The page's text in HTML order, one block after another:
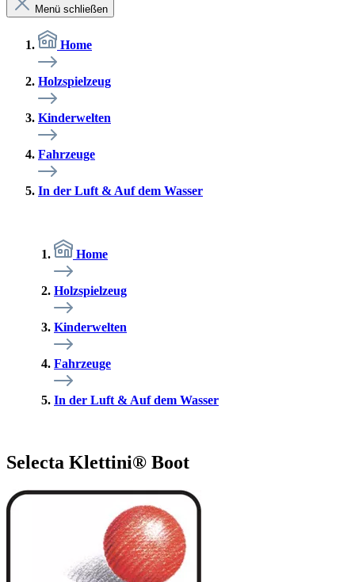
Menü schließen
Home
Holzspielzeug
Kinderwelten
Fahrzeuge
In der Luft & Auf dem Wasser
Home
Holzspielzeug
Kinderwelten
Fahrzeuge
In der Luft & Auf dem Wasser
Selecta Klettini® Boot